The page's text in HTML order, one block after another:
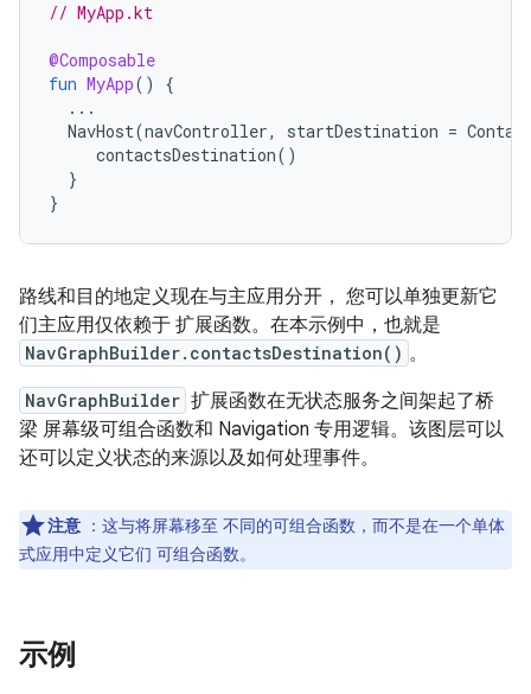
// MyApp.kt
@Composable
fun MyApp()
{
...
NavHost(navController, startDestination =
contactsDestination()
}
}
路线和目的地定义现在与主应用分开， 您可以单独更新它
们主应用仅依赖于 扩展函数。在本示例中，也就是
NavGraphBuilder.contactsDestination() 。
NavGraphBuilder 扩展函数在无状态服务之间架起了桥
梁 屏幕级可组合函数和 Navigation 专用逻辑。该图层可以
还可以定义状态的来源以及如何处理事件。
注意 ：这与将屏幕移至 不同的可组合函数，而不是在一个单体
式应用中定义它们 可组合函数。
示例